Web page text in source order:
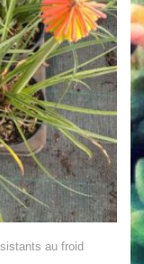
au froid